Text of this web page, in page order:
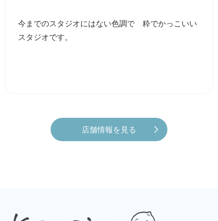
今までのスタジオにはない色調で 粋でかっこいい
スタジオです。
店舗情報を見る